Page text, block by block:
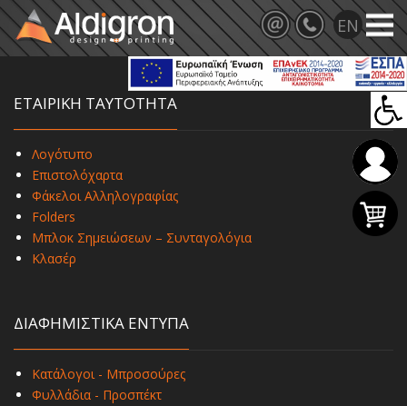
ΕΤΑΙΡΙΚΗ ΤΑΥΤΟΤΗΤΑ
Λογότυπο
Επιστολόχαρτα
Φάκελοι Αλληλογραφίας
Folders
Μπλοκ Σημειώσεων – Συνταγολόγια
Κλασέρ
ΔΙΑΦΗΜΙΣΤΙΚΑ ΕΝΤΥΠΑ
Κατάλογοι - Μπροσούρες
Φυλλάδια - Προσπέκτ